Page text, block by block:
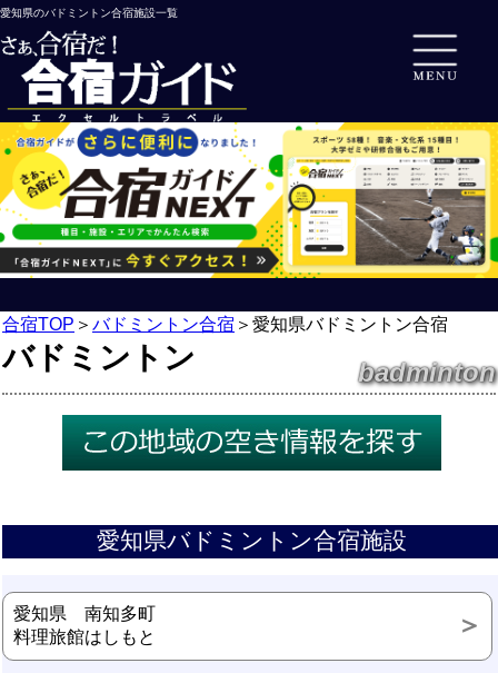
愛知県のバドミントン合宿施設一覧
合宿TOP ＞ バドミントン合宿 ＞ 愛知県バドミントン合宿
バドミントン badminton
愛知県バドミントン合宿施設
愛知県 南知多町
料理旅館はしもと